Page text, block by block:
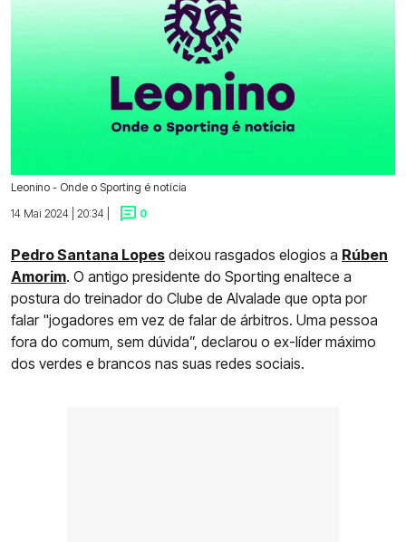
Leonino - Onde o Sporting é notícia
14 Mai 2024 | 20:34 |
0
Pedro Santana Lopes deixou rasgados elogios a Rúben
Amorim. O antigo presidente do Sporting enaltece a
postura do treinador do Clube de Alvalade que opta por
falar "jogadores em vez de falar de árbitros. Uma pessoa
fora do comum, sem dúvida”, declarou o ex-líder máximo
dos verdes e brancos nas suas redes sociais.